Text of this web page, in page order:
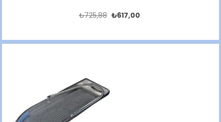
₺725,88 ₺617,00